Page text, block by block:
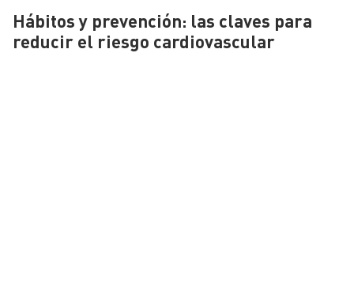
Hábitos y prevención: las claves para
reducir el riesgo cardiovascular